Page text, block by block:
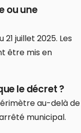
ou une
juillet 2025. Les
être mis en
le décret ?
au-delà de
municipal.